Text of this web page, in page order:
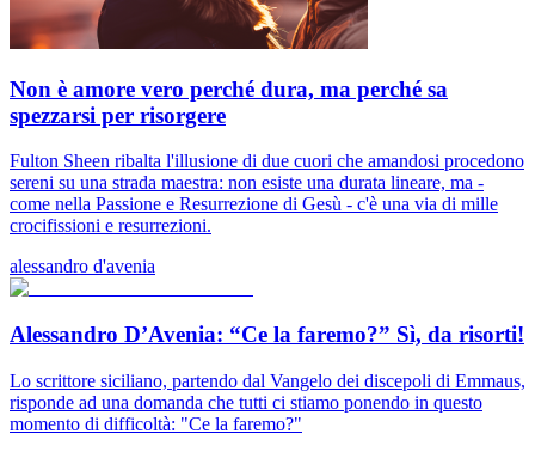
Non è amore vero perché dura, ma perché sa
spezzarsi per risorgere
Fulton Sheen ribalta l'illusione di due cuori che amandosi procedono
sereni su una strada maestra: non esiste una durata lineare, ma -
come nella Passione e Resurrezione di Gesù - c'è una via di mille
crocifissioni e resurrezioni.
alessandro d'avenia
Alessandro D’Avenia: “Ce la faremo?” Sì, da risorti!
Lo scrittore siciliano, partendo dal Vangelo dei discepoli di Emmaus,
risponde ad una domanda che tutti ci stiamo ponendo in questo
momento di difficoltà: "Ce la faremo?"